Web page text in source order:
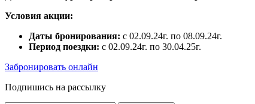
Условия акции:
Даты бронирования: с 02.09.24г. по 08.09.24г.
Период поездки: с 02.09.24г. по 30.04.25г.
Забронировать онлайн
Подпишись на рассылку